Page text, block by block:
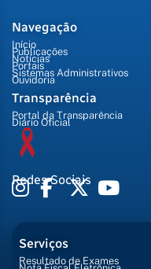
Navegação
Início
Publicações
Notícias
Portais
Sistemas Administrativos
Ouvidoria
Transparência
Portal da Transparência
Diário Oficial
Redes Sociais
Serviços
Resultado de Exames